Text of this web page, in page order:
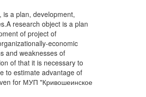
a plan, development,
research object is a plan
of project of
economic
and weaknesses of
of that it is necessary to
to estimate advantage of
for МУП "Кривошеинское